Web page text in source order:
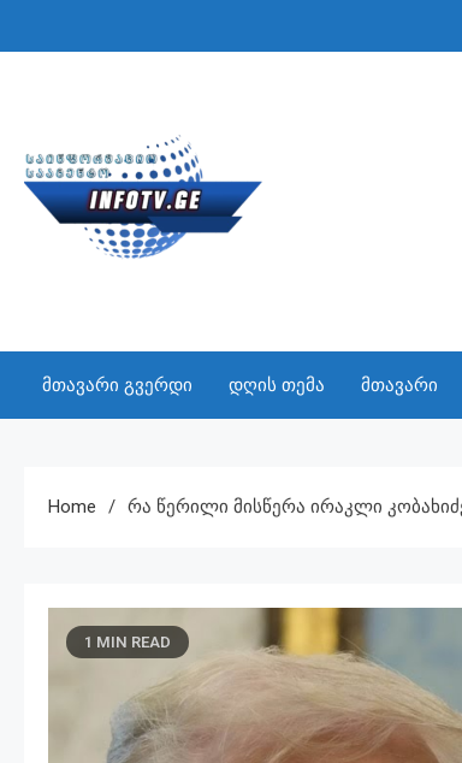
to
INFO TV
მთავარი გვერდი დღის თემა მთავარი
Home Რა Წერილი Მისწერა Ირაკლი
1 MIN READ